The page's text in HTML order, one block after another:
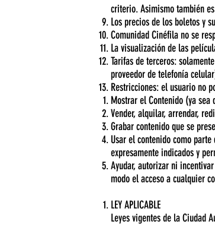
criterio. Asimismo también
Los precios de los boletos y
Comunidad Cinéfila no se
La visualización de las
Tarifas de terceros:
proveedor de telefonía
Restricciones: el usuario no
Mostrar el Contenido (ya
Vender, alquilar, arrendar,
Grabar contenido que se
Usar el contenido como
expresamente indicados y
Ayudar, autorizar ni
modo el acceso a cualquier
LEY APLICABLE
Leyes vigentes de la Ciudad